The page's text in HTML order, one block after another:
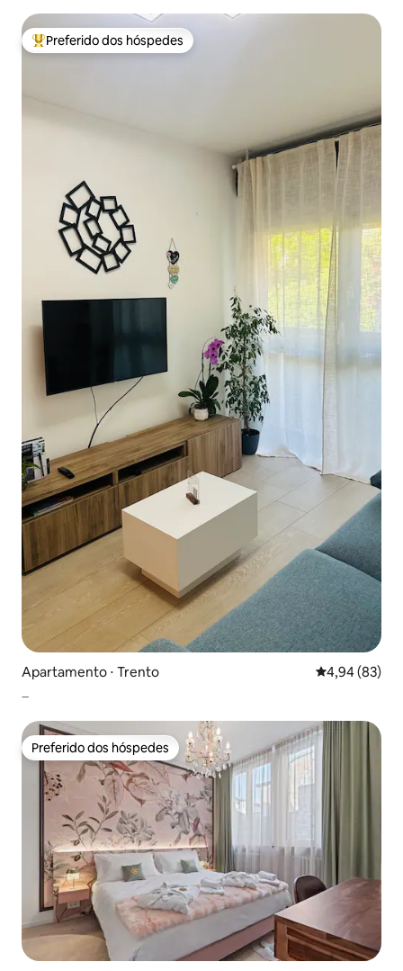
Entre os melhores preferidos dos hóspedes
Preferido dos hóspedes
Apartamento ⋅ Trento 4,94 de uma
4,94 (83)
Preferido dos hóspedes
Preferido dos hóspedes